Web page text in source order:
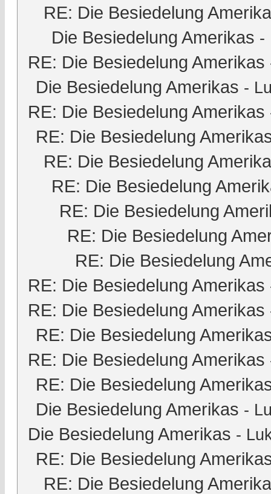
RE: Die Besiedelung
Die Besiedelung Amerikas -
RE: Die Besiedelung Amerikas
Die Besiedelung Amerikas -
RE: Die Besiedelung Amerikas
RE: Die Besiedelung
RE: Die Besiedelung
RE: Die Besiedelung
RE: Die Besiedelung
RE: Die Besiedelung
RE: Die Besiedelung
RE: Die Besiedelung Amerikas
RE: Die Besiedelung Amerikas
RE: Die Besiedelung
RE: Die Besiedelung Amerikas
RE: Die Besiedelung
Die Besiedelung Amerikas -
Die Besiedelung Amerikas -
RE: Die Besiedelung
RE: Die Besiedelung